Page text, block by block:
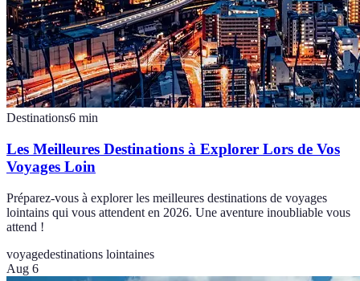
Destinations6 min
Les Meilleures Destinations à Explorer Lors de Vos
Voyages Loin
Préparez-vous à explorer les meilleures destinations de voyages
lointains qui vous attendent en 2026. Une aventure inoubliable vous
attend !
voyagedestinations lointaines
Aug 6